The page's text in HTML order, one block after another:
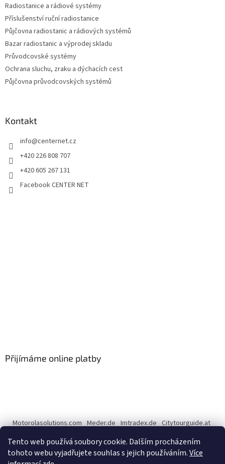
Tento web používá soubory cookie. Dalším procházením
tohoto webu vyjadřujete souhlas s jejich používáním.Více
Radiostanice a rádiové systémy
Příslušenství ruční radiostanice
Půjčovna radiostanic a rádiových systémů
Bazar radiostanic a výprodej skladu
Průvodcovské systémy
Ochrana sluchu, zraku a dýchacích cest
Půjčovna průvodcovských systémů
Kontakt
info@centernet.cz
+420 226 808 707
+420 605 267 131
Facebook CENTER NET
Přijímáme online platby
Motorolasolutions.com Meder.de Imtradex.de Citytourguide.at